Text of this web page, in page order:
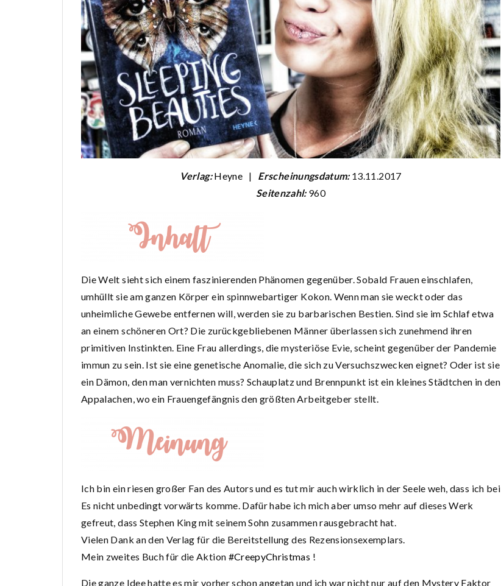
Verlag:Heyne| Erscheinungsdatum: 13.11.2017
Seitenzahl: 960
Die Welt sieht sich einem faszinierenden Phänomen gegenüber. Sobald Frauen einschlafen,
umhüllt sie am ganzen Körper ein spinnwebartiger Kokon. Wenn man sie weckt oder das
unheimliche Gewebe entfernen will, werden sie zu barbarischen Bestien. Sind sie im Schlaf etwa
an einem schöneren Ort? Die zurückgebliebenen Männer überlassen sich zunehmend ihren
primitiven Instinkten. Eine Frau allerdings, die mysteriöse Evie, scheint gegenüber der Pandemie
immun zu sein. Ist sie eine genetische Anomalie, die sich zu Versuchszwecken eignet? Oder ist sie
ein Dämon, den man vernichten muss? Schauplatz und Brennpunkt ist ein kleines Städtchen in den
Appalachen, wo ein Frauengefängnis den größten Arbeitgeber stellt.
Ich bin ein riesen großer Fan des Autors und es tut mir auch wirklich in der Seele weh, dass ich bei
Es nicht unbedingt vorwärts komme. Dafür habe ich mich aber umso mehr auf dieses Werk
gefreut, dass Stephen King mit seinem Sohn zusammen rausgebracht hat.
Vielen Dank an den Verlag für die Bereitstellung des Rezensionsexemplars.
Mein zweites Buch für die Aktion #CreepyChristmas !
Die ganze Idee hatte es mir vorher schon angetan und ich war nicht nur auf den Mystery Faktor